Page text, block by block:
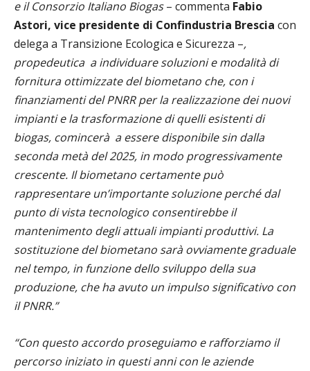
e il Consorzio Italiano Biogas– commenta Fabio
Astori, vice presidente di Confindustria Brescia con
delega a Transizione Ecologica e Sicurezza –,
propedeutica a individuare soluzioni e modalità di
fornitura ottimizzate del biometano che, con i
finanziamenti del PNRR per la realizzazione dei nuovi
impianti e la trasformazione di quelli esistenti di
biogas, comincerà a essere disponibile sin dalla
seconda metà del 2025, in modo progressivamente
crescente. Il biometano certamente può
rappresentare un’importante soluzione perché dal
punto di vista tecnologico consentirebbe il
mantenimento degli attuali impianti produttivi. La
sostituzione del biometano sarà ovviamente graduale
nel tempo, in funzione dello sviluppo della sua
produzione, che ha avuto un impulso significativo con
il PNRR.”
“Con questo accordo proseguiamo e rafforziamo il
percorso iniziato in questi anni con le aziende